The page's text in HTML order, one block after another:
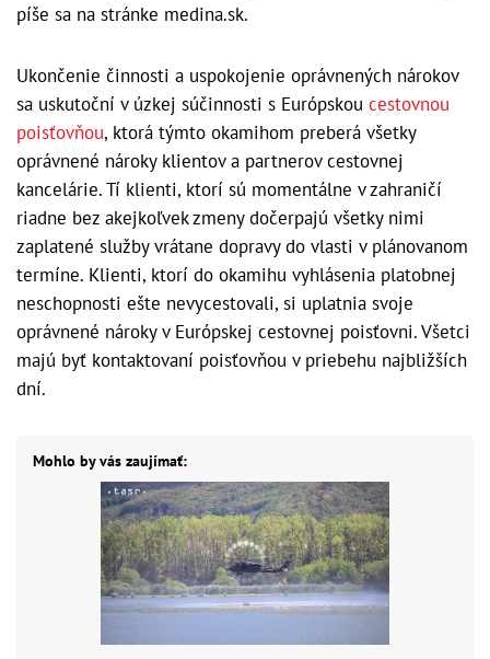
píše sa na stránke medina.sk.
Ukončenie činnosti a uspokojenie oprávnených nárokov
sa uskutoční v úzkej súčinnosti s Európskou cestovnou
poisťovňou, ktorá týmto okamihom preberá všetky
oprávnené nároky klientov a partnerov cestovnej
kancelárie. Tí klienti, ktorí sú momentálne v zahraničí
riadne bez akejkoľvek zmeny dočerpajú všetky nimi
zaplatené služby vrátane dopravy do vlasti v plánovanom
termíne. Klienti, ktorí do okamihu vyhlásenia platobnej
neschopnosti ešte nevycestovali, si uplatnia svoje
oprávnené nároky v Európskej cestovnej poisťovni. Všetci
majú byť kontaktovaní poisťovňou v priebehu najbližších
dní.
Mohlo by vás zaujímať: